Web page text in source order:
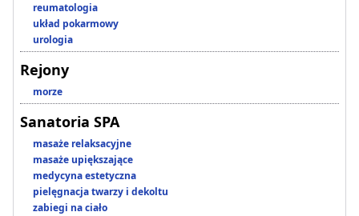
reumatologia
układ pokarmowy
urologia
Rejony
morze
Sanatoria SPA
masaże relaksacyjne
masaże upiększające
medycyna estetyczna
pielęgnacja twarzy i dekoltu
zabiegi na ciało